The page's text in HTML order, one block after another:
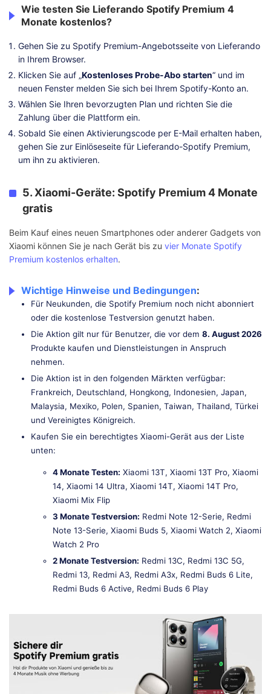
Wie testen Sie Lieferando Spotify Premium 4
Monate kostenlos?
Gehen Sie zu Spotify Premium-Angebotsseite von Lieferando
in Ihrem Browser.
Klicken Sie auf „Kostenloses Probe-Abo starten“ und im
neuen Fenster melden Sie sich bei Ihrem Spotify-Konto an.
Wählen Sie Ihren bevorzugten Plan und richten Sie die
Zahlung über die Plattform ein.
Sobald Sie einen Aktivierungscode per E-Mail erhalten haben,
gehen Sie zur Einlöseseite für Lieferando-Spotify Premium,
um ihn zu aktivieren.
5. Xiaomi-Geräte: Spotify Premium 4 Monate
gratis
Beim Kauf eines neuen Smartphones oder anderer Gadgets von
Xiaomi können Sie je nach Gerät bis zu vier Monate Spotify
Premium kostenlos erhalten.
Wichtige Hinweise und Bedingungen:
Für Neukunden, die Spotify Premium noch nicht abonniert
oder die kostenlose Testversion genutzt haben.
Die Aktion gilt nur für Benutzer, die vor dem 8. August 2026
Produkte kaufen und Dienstleistungen in Anspruch
nehmen.
Die Aktion ist in den folgenden Märkten verfügbar:
Frankreich, Deutschland, Hongkong, Indonesien, Japan,
Malaysia, Mexiko, Polen, Spanien, Taiwan, Thailand, Türkei
und Vereinigtes Königreich.
Kaufen Sie ein berechtigtes Xiaomi-Gerät aus der Liste
unten:
4 Monate Testen: Xiaomi 13T, Xiaomi 13T Pro, Xiaomi
14, Xiaomi 14 Ultra, Xiaomi 14T, Xiaomi 14T Pro,
Xiaomi Mix Flip
3 Monate Testversion: Redmi Note 12-Serie, Redmi
Note 13-Serie, Xiaomi Buds 5, Xiaomi Watch 2, Xiaomi
Watch 2 Pro
2 Monate Testversion: Redmi 13C, Redmi 13C 5G,
Redmi 13, Redmi A3, Redmi A3x, Redmi Buds 6 Lite,
Redmi Buds 6 Active, Redmi Buds 6 Play